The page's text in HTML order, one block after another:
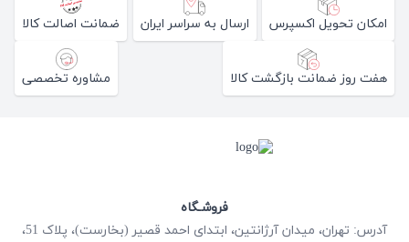
امکان تحویل اکسپرس ارسال به سراسر ایران ضمانت اصالت کالا
هفت روز ضمانت بازگشت کالا مشاوره تخصصی
فروشـگاه
آدرس: تهران، میدان آرژانتین، ابتدای احمد قصیر (بخارست)، پلاک 51،